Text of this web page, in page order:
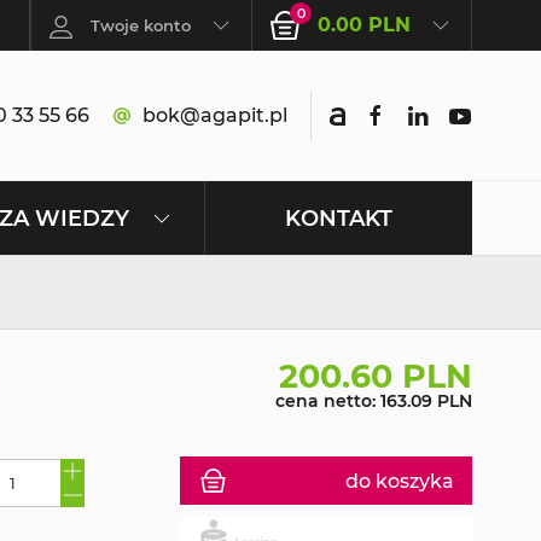
Twoje konto
0 0.00 PLN
33 55 66 bok@agapit.pl
WIEDZY KONTAKT
200.60 PLN
cena netto: 163.09 PLN
do koszyka